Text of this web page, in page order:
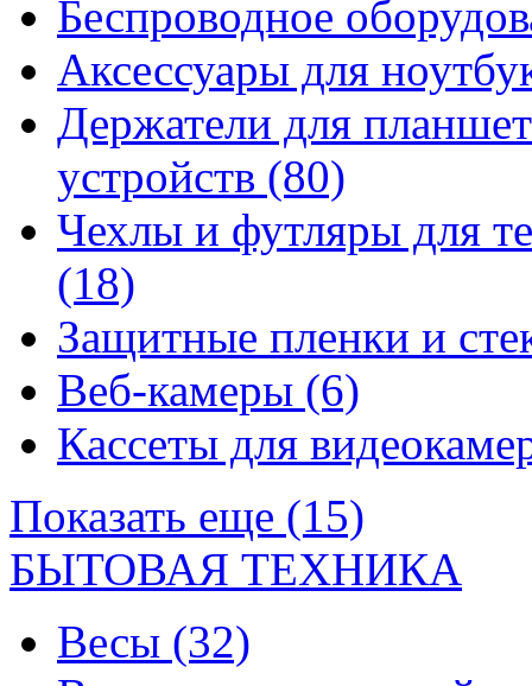
Беспроводное
Аксессуары для
Держатели для
устройств (80)
Чехлы и футляры для
(18)
Защитные пленки и
Веб-камеры (6)
Кассеты для
Показать еще (15)
БЫТОВАЯ ТЕХНИКА
Весы (32)